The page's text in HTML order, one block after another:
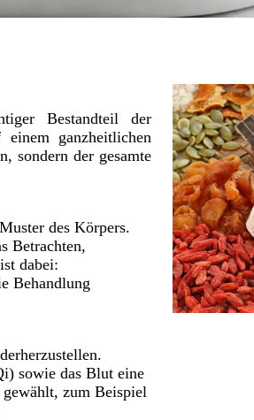
Bestandteil der
ganzheitlichen
sondern der gesamte
des Körpers.
Betrachten,
dabei:
Behandlung
sowie das Blut eine
zum Beispiel